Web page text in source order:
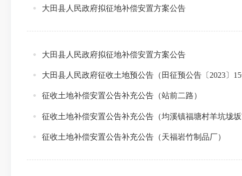
大田县人民政府拟征地补偿安置方案公告
大田县人民政府拟征地补偿安置方案公告
大田县人民政府征收土地预公告（田征预公告〔2023〕15
征收土地补偿安置公告补充公告（站前二路）
征收土地补偿安置公告补充公告（均溪镇福塘村羊坑垅坂
征收土地补偿安置公告补充公告（天福岩竹制品厂）